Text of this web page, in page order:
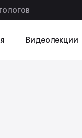
Видеолекции